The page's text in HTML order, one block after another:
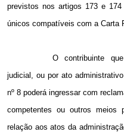
previstos nos artigos 173 e
únicos compatíveis com a Carta
O contribuinte
judicial, ou por ato
nº 8 poderá ingressar com
competentes ou outros meios
relação aos atos da